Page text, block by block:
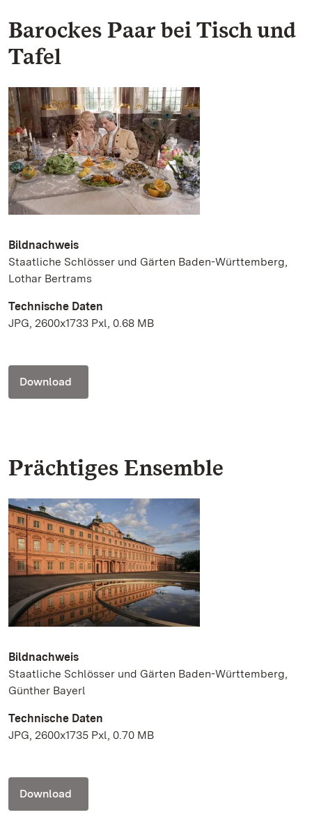
Barockes Paar bei Tisch und
Tafel
Bildnachweis
Staatliche Schlösser und Gärten Baden-Württemberg,
Lothar Bertrams
Technische Daten
JPG, 2600x1733 Pxl, 0.68 MB
Download
Prächtiges Ensemble
Bildnachweis
Staatliche Schlösser und Gärten Baden-Württemberg,
Günther Bayerl
Technische Daten
JPG, 2600x1735 Pxl, 0.70 MB
Download